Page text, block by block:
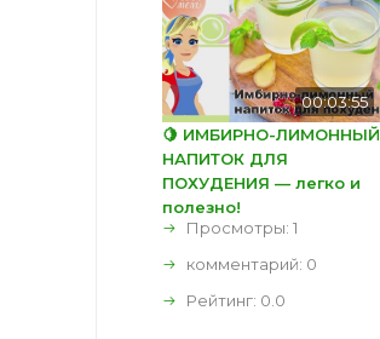
00:03:55
🍋 ИМБИРНО-ЛИМОННЫЙ
НАПИТОК ДЛЯ
ПОХУДЕНИЯ — легко и
полезно!
Просмотры: 1
комментарий: 0
Рейтинг: 0.0